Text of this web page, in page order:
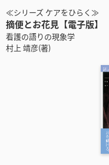
≪シリーズ ケアをひらく≫
摘便とお花見【電子版】
看護の語りの現象学
村上 靖彦(著)